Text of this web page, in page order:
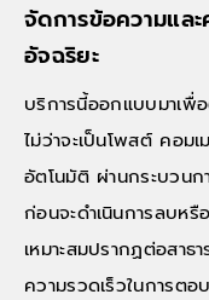
จัดการข้อความแล
อัจฉริยะ
บริการนี้ออกแบบมาเพื่
ไม่ว่าจะเป็นโพสต์ คอม
อัตโนมัติ ผ่านกระบวนก
ก่อนจะดำเนินการลบห
เหมาะสมปรากฏต่อสา
ความรวดเร็วในการต